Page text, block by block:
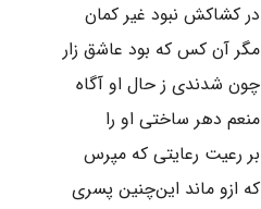
در کشاکش نبود غیر کمان
مگر آن کس که بود عاشق زار
چون شدندی ز حال او آگاه
منعم دهر ساختی او را
بر رعیت رعایتی که مپرس
که ازو ماند این‌چنین پسری